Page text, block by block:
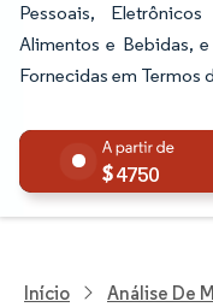
Pessoais,
Alimentos e Bebidas,
Fornecidas em Termos
4750
Início Análise De